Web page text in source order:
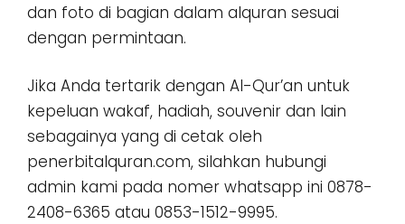
dan foto di bagian dalam alquran sesuai
dengan permintaan.
Jika Anda tertarik dengan Al-Qur’an untuk
kepeluan wakaf, hadiah, souvenir dan lain
sebagainya yang di cetak oleh
penerbitalquran.com, silahkan hubungi
admin kami pada nomer whatsapp ini 0878-
2408-6365 atau 0853-1512-9995.